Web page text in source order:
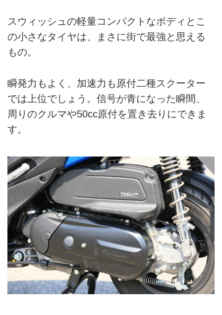
スウィッシュの軽量コンパクトなボディとこ
の小さなタイヤは、まさに街で最強と思える
もの。
瞬発力もよく、加速力も原付二種スクーター
では上位でしょう。信号が青になった瞬間、
周りのクルマや50cc原付を置き去りにできま
す。